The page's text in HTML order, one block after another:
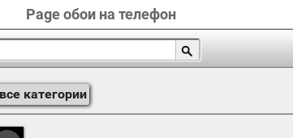
Page обои на телефон
все категории